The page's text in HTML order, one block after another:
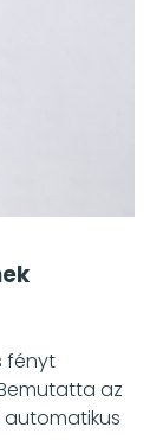
fényt
az
automatikus